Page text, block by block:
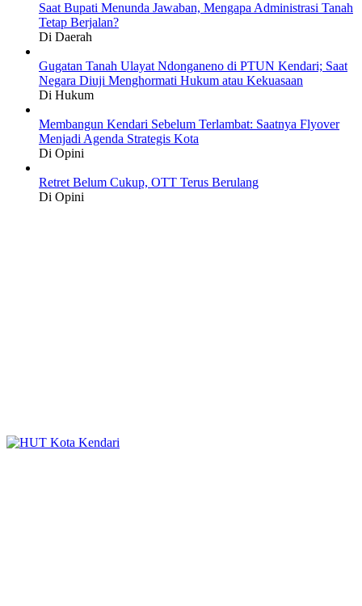
Saat Bupati Menunda Jawaban, Mengapa Administrasi Tanah
Tetap Berjalan?
Di Daerah
Gugatan Tanah Ulayat Ndonganeno di PTUN Kendari; Saat
Negara Diuji Menghormati Hukum atau Kekuasaan
Di Hukum
Membangun Kendari Sebelum Terlambat: Saatnya Flyover
Menjadi Agenda Strategis Kota
Di Opini
Retret Belum Cukup, OTT Terus Berulang
Di Opini